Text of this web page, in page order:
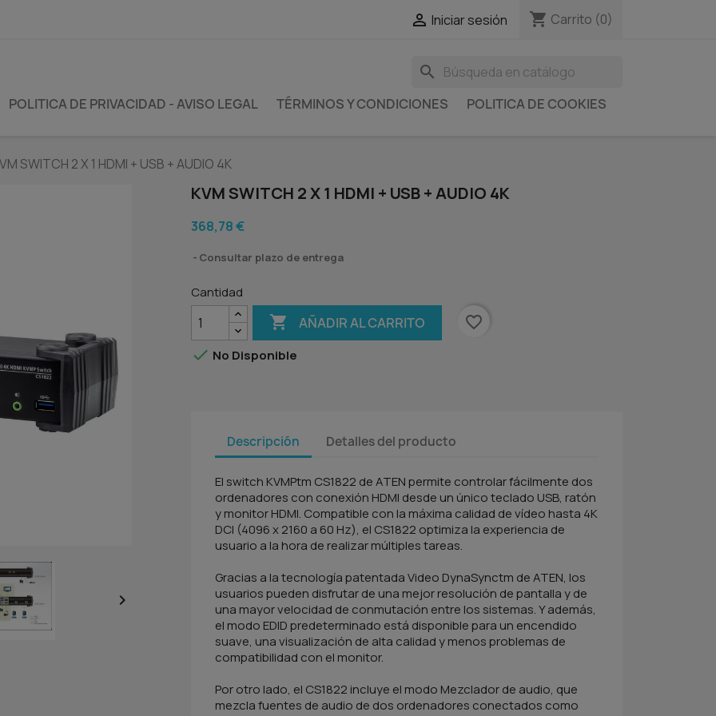
 Iniciar sesión shopping_cart Carrito (0)
search
POLITICA DE PRIVACIDAD - AVISO LEGAL TÉRMINOS Y CONDICIONES POLITICA DE COOKIES
SWITCH 2 X 1 HDMI + USB + AUDIO 4K

KVM SWITCH 2 X 1 HDMI + USB + AUDIO 4K
368,78 €
Consultar plazo de entrega
Cantidad
 AÑADIR AL CARRITO
favorite_border
 No Disponible
Descripción Detalles del producto
El switch KVMPtm CS1822 de ATEN permite controlar fácilmente dos
ordenadores con conexión HDMI desde un único teclado USB, ratón
y monitor HDMI. Compatible con la máxima calidad de vídeo hasta 4K
DCI (4096 x 2160 a 60 Hz), el CS1822 optimiza la experiencia de
usuario a la hora de realizar múltiples tareas.
Gracias a la tecnología patentada Video DynaSynctm de ATEN, los
usuarios pueden disfrutar de una mejor resolución de pantalla y de
una mayor velocidad de conmutación entre los sistemas. Y además,
el modo EDID predeterminado está disponible para un encendido
suave, una visualización de alta calidad y menos problemas de
compatibilidad con el monitor.
Por otro lado, el CS1822 incluye el modo Mezclador de audio, que
mezcla fuentes de audio de dos ordenadores conectados como